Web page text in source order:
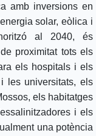
amb inversions en
solar, eòlica i
al 2040, és
proximitat tots els
els hospitals i els
les universitats, els
els habitatges
i els
una potència